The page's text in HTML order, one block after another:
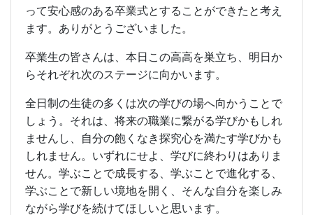
って安心感のある卒業式とすることができたと考え
ます。ありがとうございました。
卒業生の皆さんは、本日この高高を巣立ち、明日か
らそれぞれ次のステージに向かいます。
全日制の生徒の多くは次の学びの場へ向かうことで
しょう。それは、将来の職業に繋がる学びかもしれ
ませんし、自分の飽くなき探究心を満たす学びかも
しれません。いずれにせよ、学びに終わりはありま
せん。学ぶことで成長する、学ぶことで進化する、
学ぶことで新しい境地を開く、そんな自分を楽しみ
ながら学びを続けてほしいと思います。